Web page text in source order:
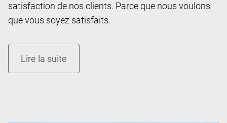
satisfaction de nos clients. Parce que nous voulons
que vous soyez satisfaits.